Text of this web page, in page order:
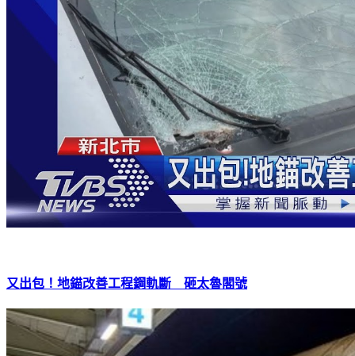
又出包！地錨改善工程鋼軌斷 砸太魯閣號